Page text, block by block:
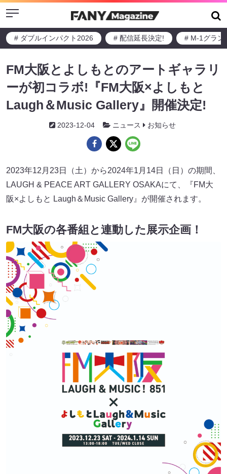
Menu
# ダブルインパクト2026 # 配信延長決定! # M-1グラン
FM大阪とよしもとのアートギャラリ
ーが初コラボ!『FM大阪×よしもと
Laugh＆Music Gallery』開催決定!
2023-12-04 ニュース お知らせ
2023年12月23日（土）から2024年1月14日（日）の期間、
LAUGH & PEACE ART GALLERY OSAKAにて、『FM大
阪×よしもと Laugh＆Music Gallery』が開催されます。
FM大阪の各番組と連動した展示企画！